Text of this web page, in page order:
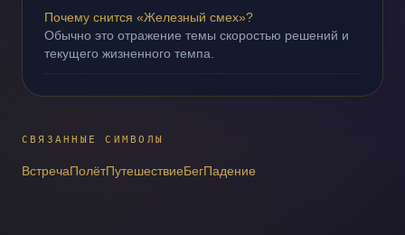
Почему снится «Железный смех»?
Обычно это отражение темы скоростью решений и
текущего жизненного темпа.
СВЯЗАННЫЕ СИМВОЛЫ
ВстречаПолётПутешествиеБегПадение